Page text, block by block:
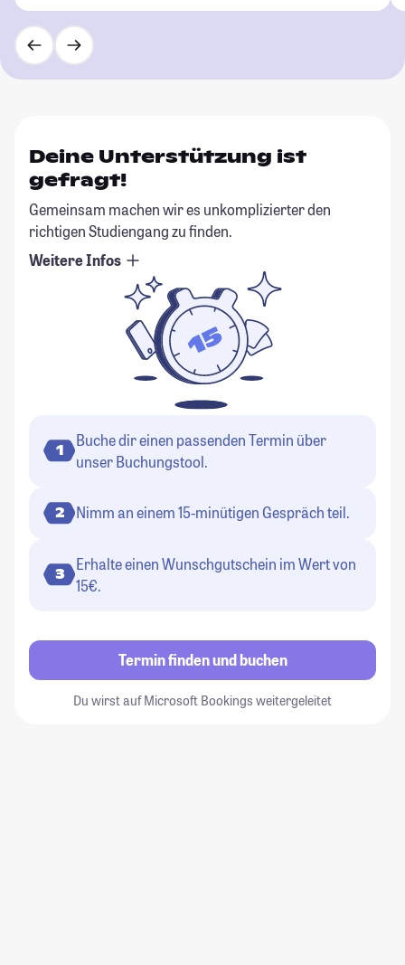
Deine Unterstützung ist
gefragt!
Gemeinsam machen wir es unkomplizierter den
richtigen Studiengang zu finden.
Weitere Infos
1
Buche dir einen passenden Termin über
unser Buchungstool.
2 Nimm an einem 15-minütigen Gespräch teil.
3
Erhalte einen Wunschgutschein im Wert von
15€.
Termin finden und buchen
Du wirst auf Microsoft Bookings weitergeleitet